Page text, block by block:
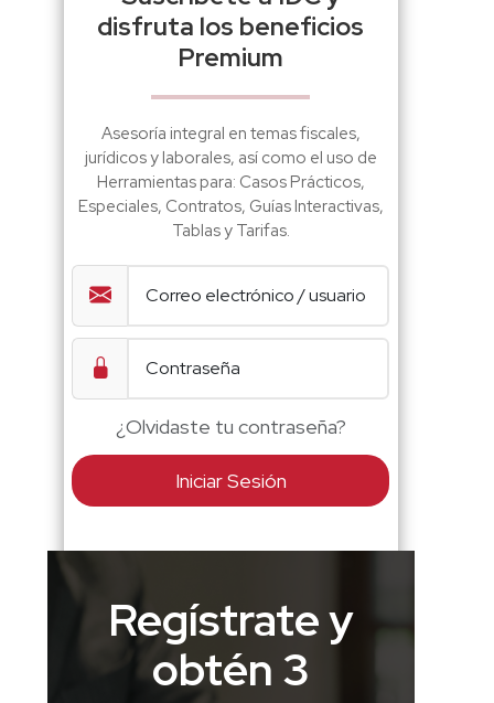
disfruta los beneficios
Premium
Asesoría integral en temas fiscales,
jurídicos y laborales, así como el uso de
Herramientas para: Casos Prácticos,
Especiales, Contratos, Guías Interactivas,
Tablas y Tarifas.
¿Olvidaste tu contraseña?
Iniciar Sesión
Regístrate y
obtén 3